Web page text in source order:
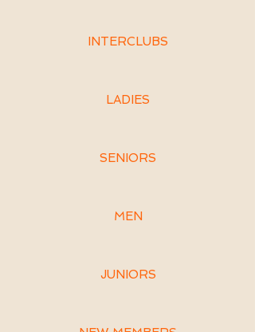
INTERCLUBS
LADIES
SENIORS
MEN
JUNIORS